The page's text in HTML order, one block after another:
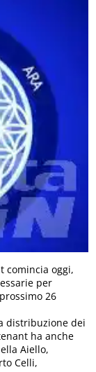
comincia oggi,
per
26
distribuzione dei
ha anche
Aiello,
Celli,